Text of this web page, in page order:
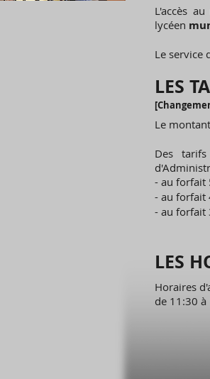
L'accès
lycéen
Le service
LES
Le
Des
- au
- au
- au
LES
Horaires
de 11:30 à